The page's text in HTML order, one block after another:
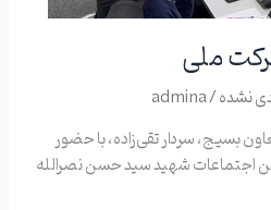
ملی
نشده/
admina
بسیج، سردار تقی‌زاده، با حضور
اجتماعات شهید سید حسن نصرالله